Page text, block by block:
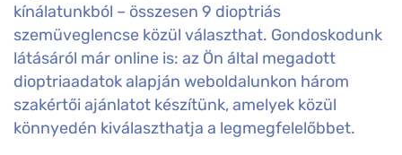
kínálatunkból – összesen 9 dioptriás
szemüveglencse közül választhat. Gondoskodunk
látásáról már online is: az Ön által megadott
dioptriaadatok alapján weboldalunkon három
szakértői ajánlatot készítünk, amelyek közül
könnyedén kiválaszthatja a legmegfelelőbbet.